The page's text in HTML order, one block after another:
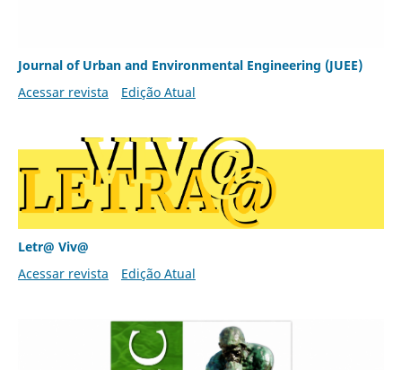
Journal of Urban and Environmental Engineering (JUEE)
Acessar revista
Edição Atual
Letr@ Viv@
Acessar revista
Edição Atual